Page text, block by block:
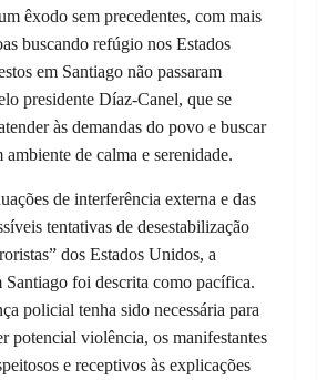
êxodo sem precedentes, com mais
buscando refúgio nos Estados
em Santiago não passaram
presidente Díaz-Canel, que se
às demandas do povo e buscar
de calma e serenidade.
de interferência externa e das
tentativas de desestabilização
dos Estados Unidos, a
Santiago foi descrita como pacífica.
policial tenha sido necessária para
potencial violência, os manifestantes
e receptivos às explicações